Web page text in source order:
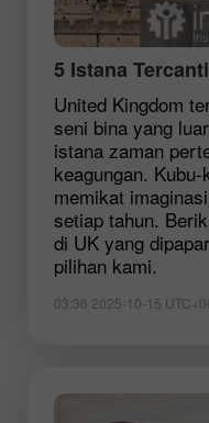
5 Istana
United Kingdom
seni bina yang
istana zaman
keagungan.
memikat
setiap tahun.
di UK yang
pilihan kami.
03:36 2025-10-15